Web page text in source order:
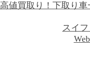
高値買取り！下取り車
スイ